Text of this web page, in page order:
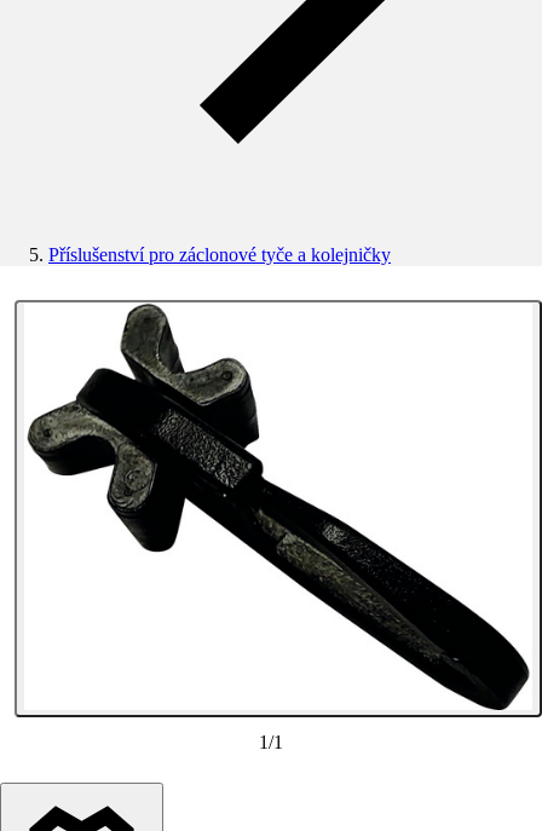
Příslušenství pro záclonové tyče a kolejničky
1/1